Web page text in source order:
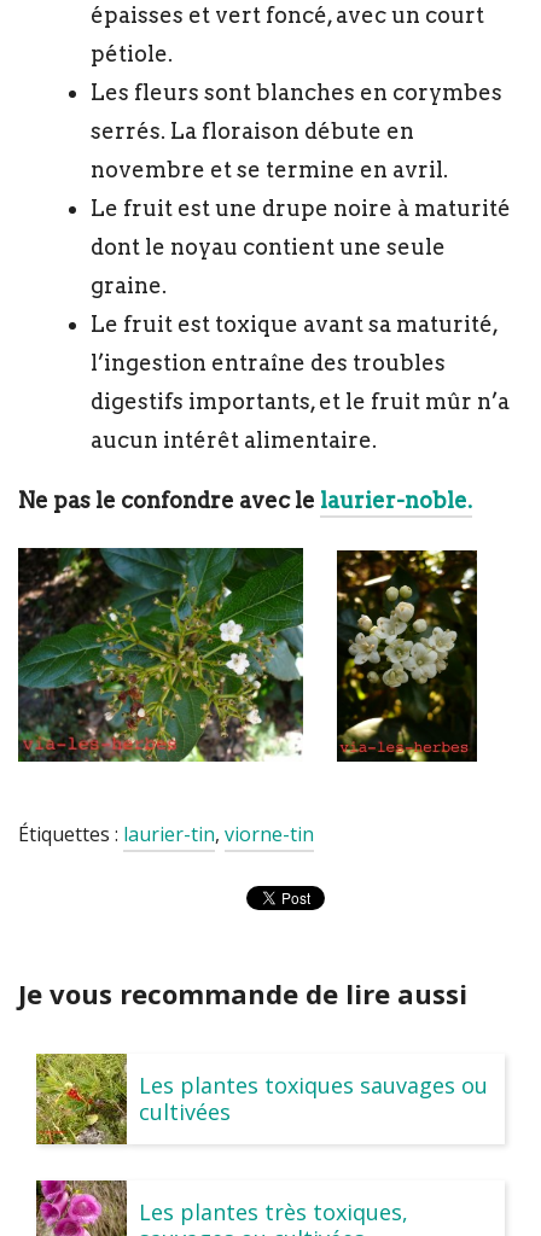
épaisses et vert foncé, avec un court
pétiole.
Les fleurs sont blanches en corymbes
serrés. La floraison débute en
novembre et se termine en avril.
Le fruit est une drupe noire à maturité
dont le noyau contient une seule
graine.
Le fruit est toxique avant sa maturité,
l’ingestion entraîne des troubles
digestifs importants, et le fruit mûr n’a
aucun intérêt alimentaire.
Ne pas le confondre avec le laurier-noble.
Étiquettes : laurier-tin, viorne-tin
Je vous recommande de lire aussi
Les plantes toxiques sauvages ou
cultivées
Les plantes très toxiques,